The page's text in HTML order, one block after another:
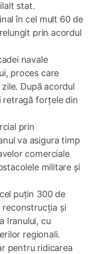
stat.
în cel mult 60 de
prin acordul
navale
proces care
După acordul
retragă forțele din
prin
va asigura timp
comerciale
militare și
puțin 300 de
reconstrucția și
Iranului, cu
regionali.
pentru ridicarea